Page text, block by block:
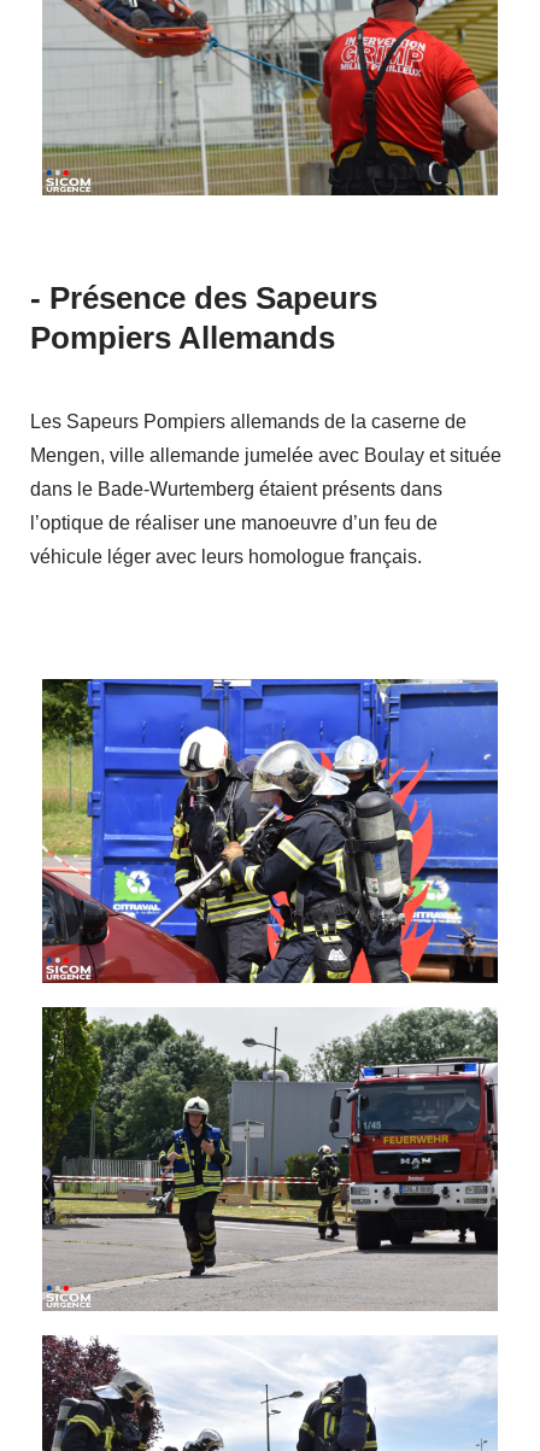
- Présence des Sapeurs
Pompiers Allemands
Les Sapeurs Pompiers allemands de la caserne de
Mengen, ville allemande jumelée avec Boulay et située
dans le Bade-Wurtemberg étaient présents dans
l’optique de réaliser une manoeuvre d’un feu de
véhicule léger avec leurs homologue français.